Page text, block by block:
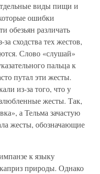
виды пищи и
ошибки
обезьян различать
сходства тех жестов,
Слово «слушай»
пальца к
путал эти жесты.
из-за того, что у
жесты. Так,
а Тельма зачастую
жесты, обозначающие
к языку
природы. Однако